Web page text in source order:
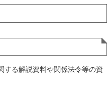
る解説資料や関係法令等の資